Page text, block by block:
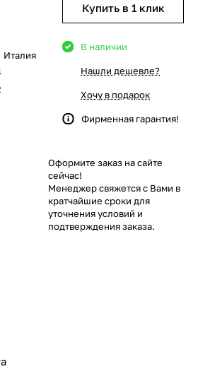
Италия
Купить в 1 клик
В наличии
Нашли дешевле?
Хочу в подарок
Фирменная гарантия!
Оформите заказ на сайте
сейчас!
Менеджер свяжется с Вами в
кратчайшие сроки для
уточнения условий и
подтверждения заказа.